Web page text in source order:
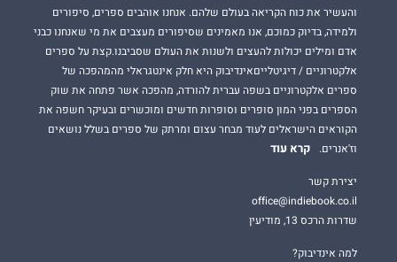
והעשיר את כוח הקריאה בעולם שלהם. אנחנו אוהבים ספרים, סיפורים
ולמידה, בדיוק כמוכם, אנו מאמינים שסיפורים מעצבים את מי שאנחנו כבני
אדם ומילים יכולות להעצים ולשנות את העולם שסביבנו.קצת על ספרים
אלקטרוניים / דיגיטלייםאינדיבוק היא חלק אינטגראלי מהמהפכה של
ספרים אלקטרוניים בשפה עברית להורדה, מהפכה אשר פתחה את שוק
הספרים בפני המון סופרים וסופרות חדשים ומוכשרים ובעיקר חשפה את
הקוראים הישראלים לעוד מבחר עצום ומרתק של ספרים בשלל נושאים
וז'אנרים.
קרא עוד
יצירת קשר
office@indiebook.co.il
שדרות הרכס 13, מודיעין
למה אינדיבוק?